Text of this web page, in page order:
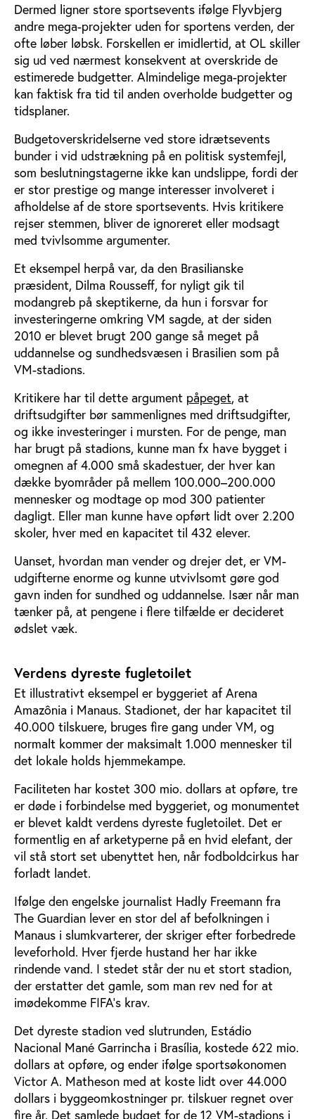
Dermed ligner store sportsevents ifølge Flyvbjerg
andre mega-projekter uden for sportens verden, der
ofte løber løbsk. Forskellen er imidlertid, at OL skiller
sig ud ved nærmest konsekvent at overskride de
estimerede budgetter. Almindelige mega-projekter
kan faktisk fra tid til anden overholde budgetter og
tidsplaner.
Budgetoverskridelserne ved store idrætsevents
bunder i vid udstrækning på en politisk systemfejl,
som beslutningstagerne ikke kan undslippe, fordi der
er stor prestige og mange interesser involveret i
afholdelse af de store sportsevents. Hvis kritikere
rejser stemmen, bliver de ignoreret eller modsagt
med tvivlsomme argumenter.
Et eksempel herpå var, da den Brasilianske
præsident, Dilma Rousseff, for nyligt gik til
modangreb på skeptikerne, da hun i forsvar for
investeringerne omkring VM sagde, at der siden
2010 er blevet brugt 200 gange så meget på
uddannelse og sundhedsvæsen i Brasilien som på
VM-stadions.
Kritikere har til dette argument påpeget, at
driftsudgifter bør sammenlignes med driftsudgifter,
og ikke investeringer i mursten. For de penge, man
har brugt på stadions, kunne man fx have bygget i
omegnen af 4.000 små skadestuer, der hver kan
dække byområder på mellem 100.000–200.000
mennesker og modtage op mod 300 patienter
dagligt. Eller man kunne have opført lidt over 2.200
skoler, hver med en kapacitet til 432 elever.
Uanset, hvordan man vender og drejer det, er VM-
udgifterne enorme og kunne utvivlsomt gøre god
gavn inden for sundhed og uddannelse. Især når man
tænker på, at pengene i flere tilfælde er decideret
ødslet væk.
Verdens dyreste fugletoilet
Et illustrativt eksempel er byggeriet af Arena
Amazônia i Manaus. Stadionet, der har kapacitet til
40.000 tilskuere, bruges fire gang under VM, og
normalt kommer der maksimalt 1.000 mennesker til
det lokale holds hjemmekampe.
Faciliteten har kostet 300 mio. dollars at opføre, tre
er døde i forbindelse med byggeriet, og monumentet
er blevet kaldt verdens dyreste fugletoilet. Det er
formentlig en af arketyperne på en hvid elefant, der
vil stå stort set ubenyttet hen, når fodboldcirkus har
forladt landet.
Ifølge den engelske journalist Hadly Freemann fra
The Guardian lever en stor del af befolkningen i
Manaus i slumkvarterer, der skriger efter forbedrede
leveforhold. Hver fjerde hustand her har ikke
rindende vand. I stedet står der nu et stort stadion,
der erstatter det gamle, som man rev ned for at
imødekomme FIFA’s krav.
Det dyreste stadion ved slutrunden, Estádio
Nacional Mané Garrincha i Brasília, kostede 622 mio.
dollars at opføre, og ender ifølge sportsøkonomen
Victor A. Matheson med at koste lidt over 44.000
dollars i byggeomkostninger pr. tilskuer regnet over
fire år. Det samlede budget for de 12 VM-stadions i